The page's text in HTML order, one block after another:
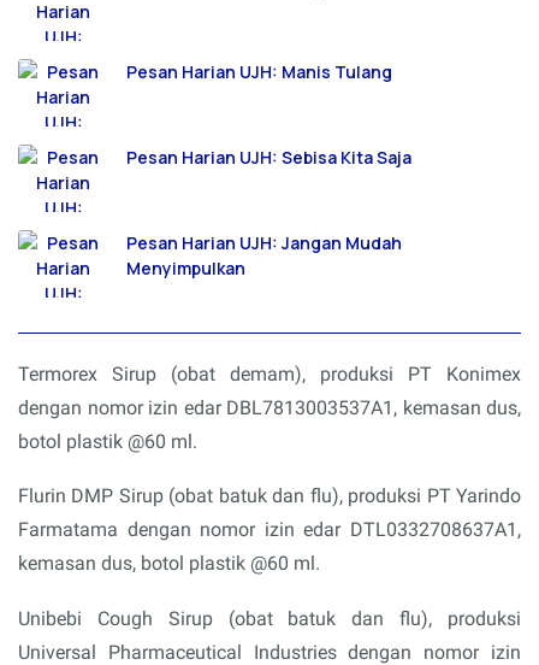
Pesan Harian UJH: Manis Tulang
Pesan Harian UJH: Sebisa Kita Saja
Pesan Harian UJH: Jangan Mudah
Menyimpulkan
Termorex Sirup (obat demam), produksi PT Konimex
dengan nomor izin edar DBL7813003537A1, kemasan dus,
botol plastik @60 ml.
Flurin DMP Sirup (obat batuk dan flu), produksi PT Yarindo
Farmatama dengan nomor izin edar DTL0332708637A1,
kemasan dus, botol plastik @60 ml.
Unibebi Cough Sirup (obat batuk dan flu), produksi
Universal Pharmaceutical Industries dengan nomor izin